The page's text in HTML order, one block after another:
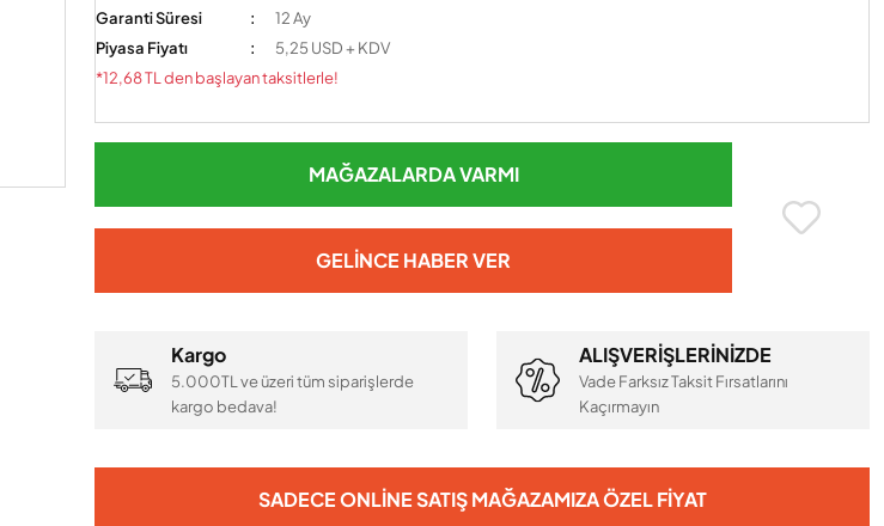
Garanti Süresi
12 Ay
Piyasa Fiyatı
5,25 USD + KDV
*12,68 TL den başlayan taksitlerle!
MAĞAZALARDA VARMI
GELINCE HABER VER
Kargo
5.000TL ve üzeri tüm siparişlerde
kargo bedava!
ALIŞVERİŞLERİNİZDE
Vade Farksız Taksit Fırsatlarını
Kaçırmayın
SADECE ONLINE SATIŞ MAĞAZAMIZA ÖZEL FIYAT